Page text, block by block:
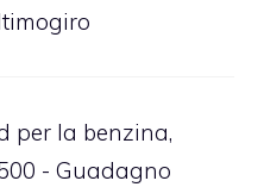
per la benzina,
- Guadagno